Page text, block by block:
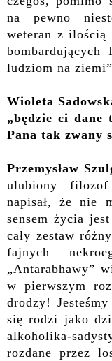
na pewno
weteran z
ludziom na
Wioleta
„będzie ci dane
Pana tak zwany
Przemysław
ulubiony
napisał, że nie
sensem życia
cały zestaw
fajnych
„Antarabhawy”
w pierwszym
drodzy!
się rodzi jako
alkoholika-
rozdane przez